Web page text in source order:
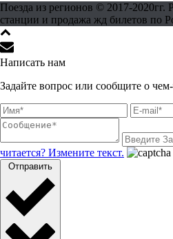
Поезда из регионов © 2017-2020гг.
станции и продажа жд билетов по
Написать нам
Задайте вопрос или сообщите о
читается? Измените текст.
Отправить